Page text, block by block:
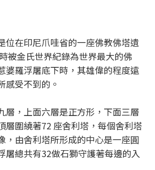
位在印尼爪哇省的一座佛教佛塔遺
被金氏世界紀錄為世界最大的佛
婆羅浮屠底下時，其雄偉的程度遠
感受不到的。
層，上面六層是正方形，下面三層
層圍繞著72 座舍利塔，每個舍利塔
，由舍利塔所形成的中心是一座圓
屠總共有32做石獅守護著每邊的入